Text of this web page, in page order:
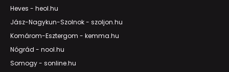
Heves - heol.hu
Jász-Nagykun-Szolnok - szoljon.hu
Komárom-Esztergom - kemma.hu
Nógrád - nool.hu
Somogy - sonline.hu